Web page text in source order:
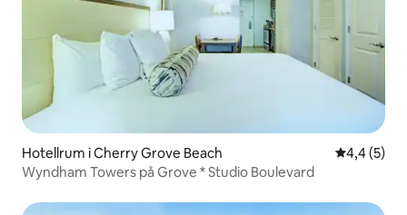
Hotellrum i Cherry Grove Beach 4,4 av 5 i
4,4 (5)
Wyndham Towers på Grove * Studio Boulevard